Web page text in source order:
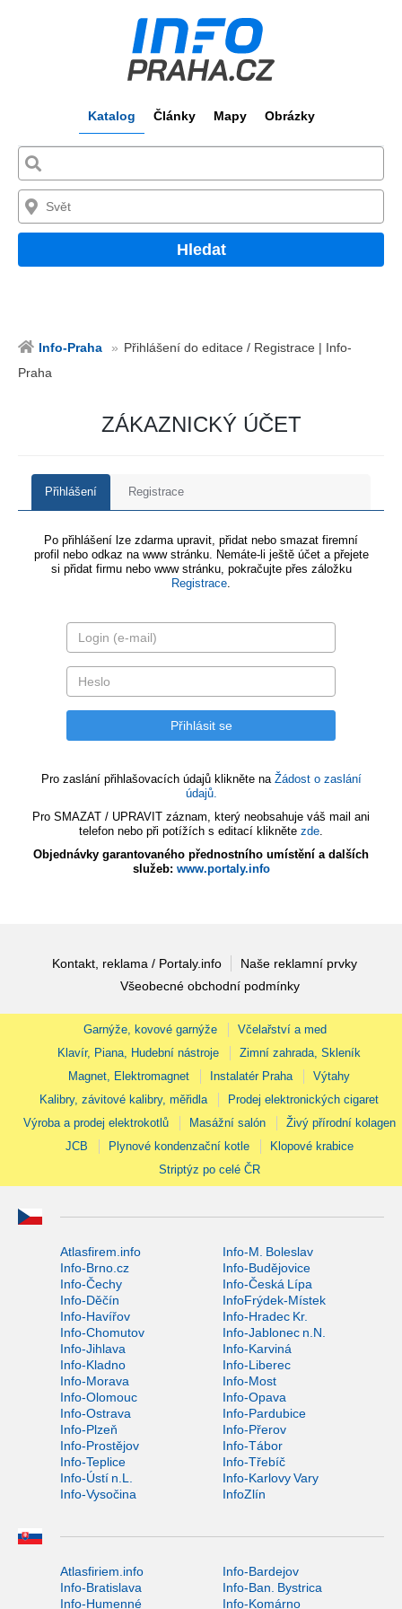
Katalog Články Mapy Obrázky
Hledat
Info-Praha
Přihlášení do editace / Registrace | Info-
Praha
ZÁKAZNICKÝ ÚČET
Přihlášení Registrace
Po přihlášení lze zdarma upravit, přidat nebo smazat firemní
profil nebo odkaz na www stránku. Nemáte-li ještě účet a přejete
si přidat firmu nebo www stránku, pokračujte přes záložku
Registrace.
Pro zaslání přihlašovacích údajů klikněte na Žádost o zaslání
údajů.
Pro SMAZAT / UPRAVIT záznam, který neobsahuje váš mail ani
telefon nebo při potížích s editací klikněte zde.
Objednávky garantovaného přednostního umístění a dalších
služeb: www.portaly.info
Kontakt, reklama / Portaly.info
Naše reklamní prvky
Všeobecné obchodní podmínky
Garnýže, kovové garnýže
Včelařství a med
Klavír, Piana, Hudební nástroje
Zimní zahrada, Skleník
Magnet, Elektromagnet
Instalatér Praha
Výtahy
Kalibry, závitové kalibry, měřidla
Prodej elektronických cigaret
Výroba a prodej elektrokotlů
Masážní salón
Živý přírodní kolagen
JCB
Plynové kondenzační kotle
Klopové krabice
Striptýz po celé ČR
Atlasfirem.info
Info-M. Boleslav
Info-Brno.cz
Info-Budějovice
Info-Čechy
Info-Česká Lípa
Info-Děčín
InfoFrýdek-Místek
Info-Havířov
Info-Hradec Kr.
Info-Chomutov
Info-Jablonec n.N.
Info-Jihlava
Info-Karviná
Info-Kladno
Info-Liberec
Info-Morava
Info-Most
Info-Olomouc
Info-Opava
Info-Ostrava
Info-Pardubice
Info-Plzeň
Info-Přerov
Info-Prostějov
Info-Tábor
Info-Teplice
Info-Třebíč
Info-Ústí n.L.
Info-Karlovy Vary
Info-Vysočina
InfoZlín
Atlasfiriem.info
Info-Bardejov
Info-Bratislava
Info-Ban. Bystrica
Info-Humenné
Info-Komárno